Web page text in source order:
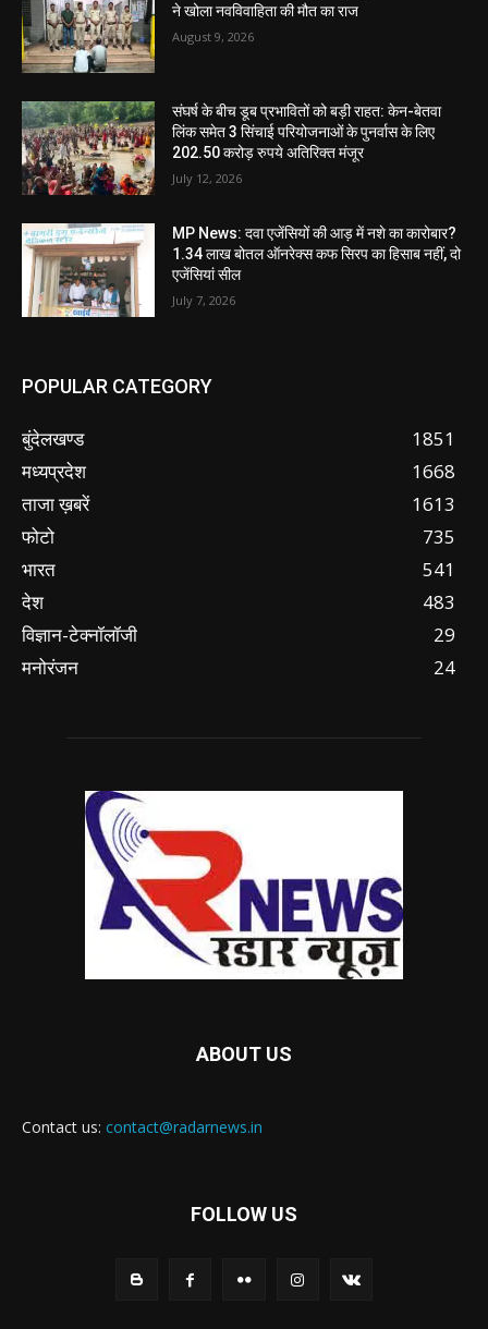
ने खोला नवविवाहिता की मौत का राज
August 9, 2026
संघर्ष के बीच डूब प्रभावितों को बड़ी राहत: केन-बेतवा
लिंक समेत 3 सिंचाई परियोजनाओं के पुनर्वास के लिए
202.50 करोड़ रुपये अतिरिक्त मंजूर
July 12, 2026
MP News: दवा एजेंसियों की आड़ में नशे का कारोबार?
1.34 लाख बोतल ऑनरेक्स कफ सिरप का हिसाब नहीं, दो
एजेंसियां सील
July 7, 2026
POPULAR CATEGORY
बुंदेलखण्ड
1851
मध्यप्रदेश
1668
ताजा ख़बरें
1613
फोटो
735
भारत
541
देश
483
विज्ञान-टेक्नॉलॉजी
29
मनोरंजन
24
ABOUT US
Contact us: contact@radarnews.in
FOLLOW US